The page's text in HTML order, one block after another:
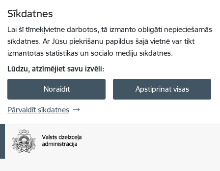
Sīkdatnes
Lai šī tīmekļvietne darbotos, tā izmanto obligāti nepieciešamās
sīkdatnes. Ar Jūsu piekrišanu papildus šajā vietnē var tikt
izmantotas statistikas un sociālo mediju sīkdatnes.
Lūdzu, atzīmējiet savu izvēli:
Noraidīt Apstiprināt visas
Pārvaldīt sīkdatnes